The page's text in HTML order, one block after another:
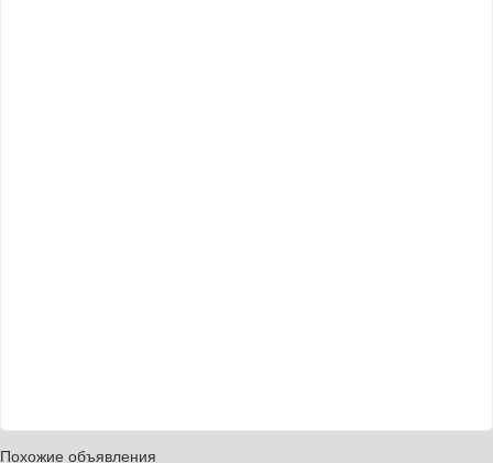
Похожие объявления